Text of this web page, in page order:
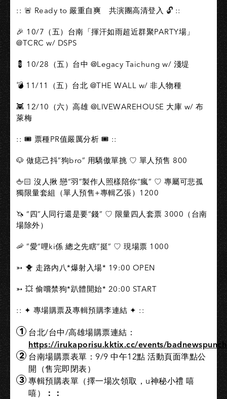
:: 🚨 Ready to 嚴重自爽 共演團高清登入 🔓 ::
🎉 10/7（五）台南「揮汗如雨超近群聚PARTY場」
@TCRC w/ DSPS
💈 10/28（五）台中 @Legacy Taichung w/ 淺堤
💣 11/11（五）台北 @THE WALL w/ 非人物種
👾 12/10（六）高雄 @LIVEWAREHOUSE 大庫 w/ 布
萊梅
:: 🎟 票種PR值嚴厲分析 🎟 ::
🐶 做痣己抖”狗bro” 用驕傲單挑 ♡ 單人預售 800
🖕🏻 沒人揪 戀“羽”製作人照樣陪你“瘋” ♡ 專屬可悲孤
獨限量套組（單人預售+專輯乙張）1200
🦄 “四”人同行還是要“錢” ♡ 限量四人套票 3000（台南
場除外）
🦐 ”愛“哩ki係 總之先瞎”挺” ♡ 現場票 1000
➳ 🐥 走路內八*爆射入場* 19:00 OPEN
➳ 💥 偷嚐禁狗*趴體開始* 20:00 START
:: ✦ 專場購票及專輯預購李連結 ✦ ::
台北/台中/高雄場購票連結：
https://irukaporisu.kktix.cc/events/
台南場購票表單：9/9 中午12點 活動頁面準點公
開（售完即閉表）
專輯預購表單（擇一場次領取，u神秘小禮 嘻
嘻）
：：